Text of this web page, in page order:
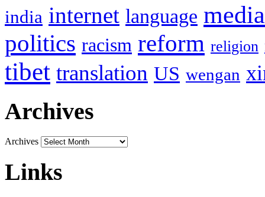
india internet language media
politics racism reform religion
tibet translation US wengan
Archives
Archives
Links